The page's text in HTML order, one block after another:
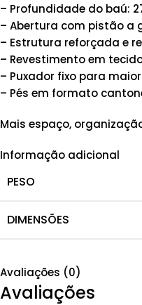
– Profundidade do baú:
– Abertura com pistão a
– Estrutura reforçada e
– Revestimento em
– Puxador fixo para
– Pés em formato
Mais espaço,
Informação adicional
PESO
DIMENSÕES
Avaliações (0)
Avaliações